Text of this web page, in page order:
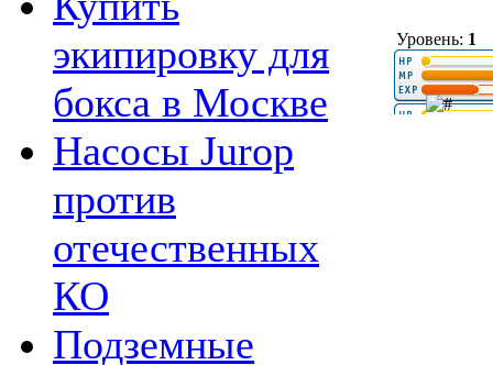
экипировку для
бокса в Москве
Насосы Jurop
против
отечественных
КО
Подземные
Уровень: 1